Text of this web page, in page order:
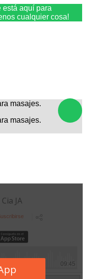
está aquí para
cualquier cosa!
masajes.
masajes.